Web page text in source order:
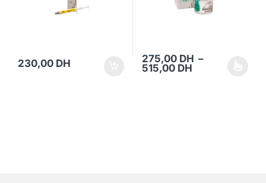
230,00 DH 275,00 DH –
515,00 DHPlage de prix :
Ce produit a plusieurs